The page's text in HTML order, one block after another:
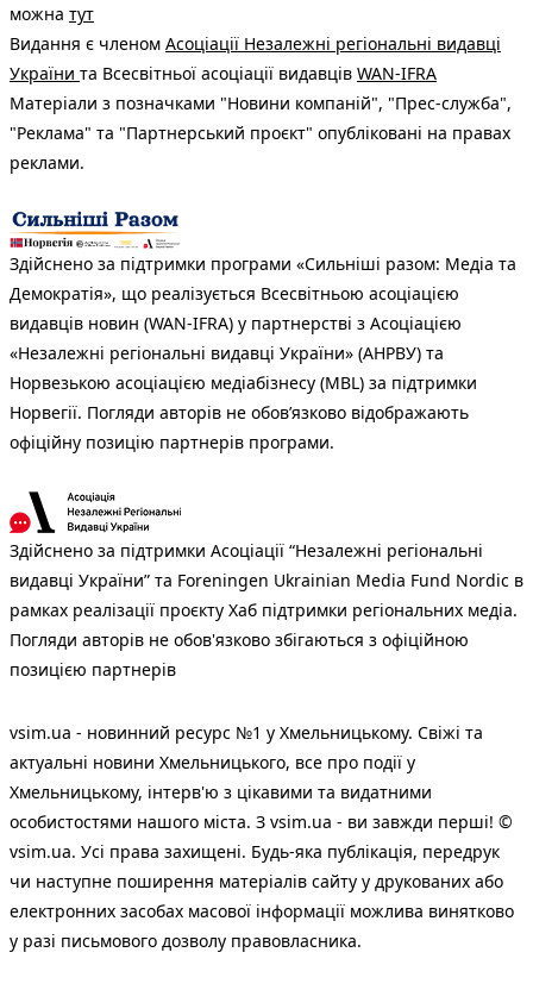
можна тут
Видання є членом Асоціації Незалежні регіональні видавці
України та Всесвітньої асоціації видавців WAN-IFRA
Матеріали з позначками "Новини компаній", "Прес-служба",
"Реклама" та "Партнерський проєкт" опубліковані на правах
реклами.
Здійснено за підтримки програми «Сильніші разом: Медіа та
Демократія», що реалізується Всесвітньою асоціацією
видавців новин (WAN-IFRA) у партнерстві з Асоціацією
«Незалежні регіональні видавці України» (АНРВУ) та
Норвезькою асоціацією медіабізнесу (MBL) за підтримки
Норвегії. Погляди авторів не обов’язково відображають
офіційну позицію партнерів програми.
Здійснено за підтримки Асоціації “Незалежні регіональні
видавці України” та Foreningen Ukrainian Media Fund Nordic в
рамках реалізації проєкту Хаб підтримки регіональних медіа.
Погляди авторів не обов'язково збігаються з офіційною
позицією партнерів
vsim.ua - новинний ресурс №1 у Хмельницькому. Свіжі та
актуальні новини Хмельницького, все про події у
Хмельницькому, інтерв'ю з цікавими та видатними
особистостями нашого міста. З vsim.ua - ви завжди перші! ©
vsim.ua. Усі права захищені. Будь-яка публiкацiя, передрук
чи наступне поширення матеріалів сайту у друкованих або
електронних засобах масової інформації можлива винятково
у разі письмового дозволу правовласника.